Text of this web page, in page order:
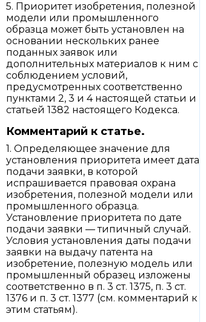
5. Приоритет изобретения, полезной
модели или промышленного
образца может быть установлен на
основании нескольких ранее
поданных заявок или
дополнительных материалов к ним с
соблюдением условий,
предусмотренных соответственно
пунктами 2, 3 и 4 настоящей статьи и
статьей 1382 настоящего Кодекса.
Комментарий к статье.
1. Определяющее значение для
установления приоритета имеет дата
подачи заявки, в которой
испрашивается правовая охрана
изобретения, полезной модели или
промышленного образца.
Установление приоритета по дате
подачи заявки — типичный случай.
Условия установления даты подачи
заявки на выдачу патента на
изобретение, полезную модель или
промышленный образец изложены
соответственно в п. 3 ст. 1375, п. 3 ст.
1376 и п. 3 ст. 1377 (см. комментарий к
этим статьям).